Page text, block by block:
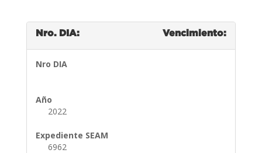
Nro. DIA: Vencimiento:
Nro DIA
Año
2022
Expediente SEAM
6962